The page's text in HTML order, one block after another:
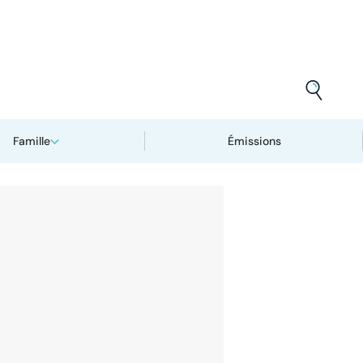
Famille Émissions